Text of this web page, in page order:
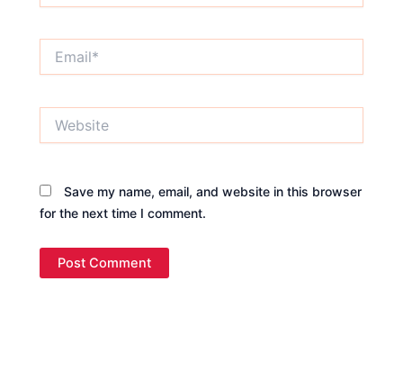
Save my name, email, and website in this browser
for the next time I comment.